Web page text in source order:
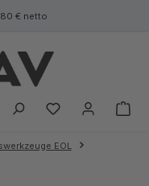
€ netto
EOL